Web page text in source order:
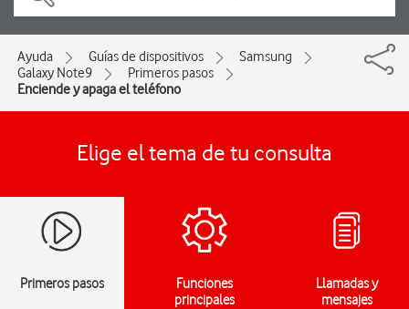
Ayuda Guías de dispositivos
Samsung
Galaxy Note9
Primeros pasos
Enciende y apaga el teléfono
Elige el tema de tu consulta
Primeros pasos
Funciones
principales
Llamadas y
mensajes